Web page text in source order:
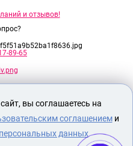
и отзывов!
89-65
лиц старше 18 лет!
вы соглашаетесь на
соглашениеми
данных